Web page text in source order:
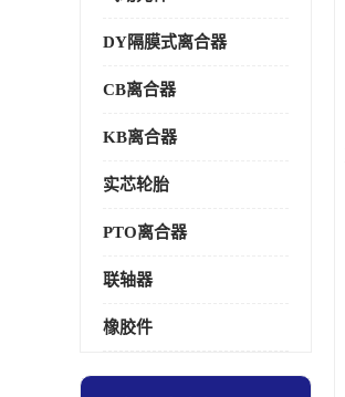
DY隔膜式离合器
CB离合器
KB离合器
实芯轮胎
PTO离合器
联轴器
橡胶件